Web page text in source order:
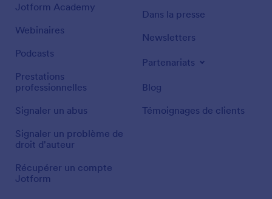
Jotform Academy
Webinaires
Podcasts
Prestations
professionnelles
Signaler un abus
Signaler un problème de
droit d'auteur
Récupérer un compte
Jotform
Dans la presse
Newsletters
Partenariats
Blog
Témoignages de clients